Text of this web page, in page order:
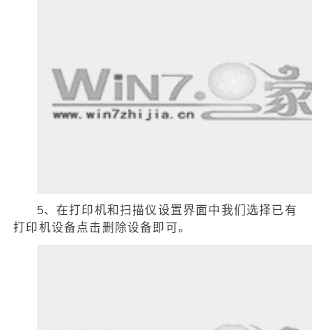
5、在打印机和扫描仪设置界面中我们选择已有
打印机设备点击删除设备即可。